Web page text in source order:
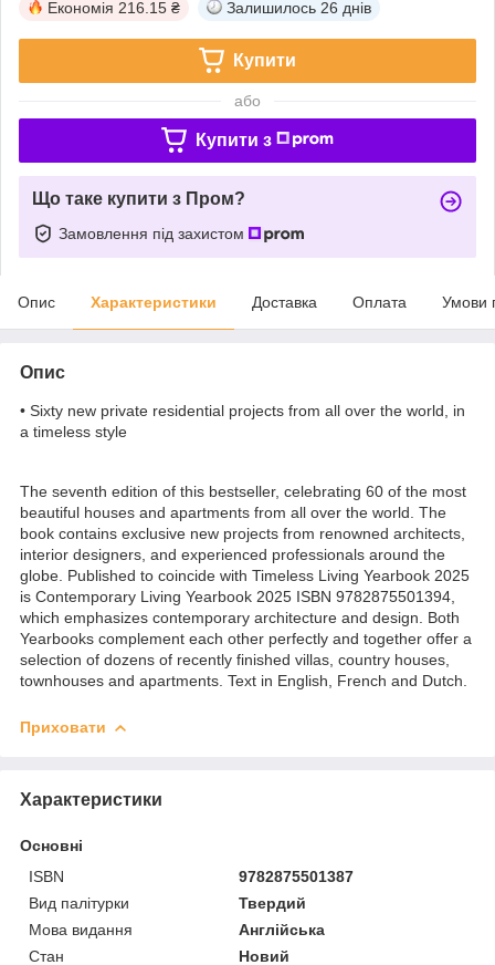
Економія 216.15 ₴ Залишилось 26 днів
Купити
або
Купити з
Що таке купити з Пром?
Замовлення під захистом
Опис Характеристики Доставка Оплата Умови
Опис
• Sixty new private residential projects from all over the world, in
a timeless style
The seventh edition of this bestseller, celebrating 60 of the most
beautiful houses and apartments from all over the world. The
book contains exclusive new projects from renowned architects,
interior designers, and experienced professionals around the
globe. Published to coincide with Timeless Living Yearbook 2025
is Contemporary Living Yearbook 2025 ISBN 9782875501394,
which emphasizes contemporary architecture and design. Both
Yearbooks complement each other perfectly and together offer a
selection of dozens of recently finished villas, country houses,
townhouses and apartments. Text in English, French and Dutch.
Приховати
Характеристики
Основні
ISBN
9782875501387
Вид палітурки
Твердий
Мова видання
Англійська
Стан
Новий